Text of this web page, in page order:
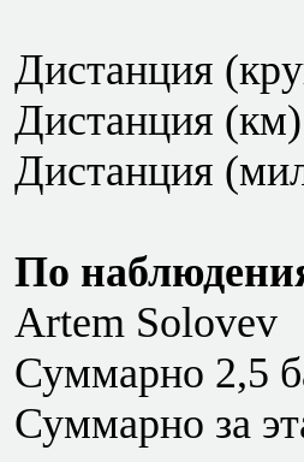
Дистанция
Дистанция
Дистанция
По
Artem Solovev
Суммарно 2,5
Суммарно за